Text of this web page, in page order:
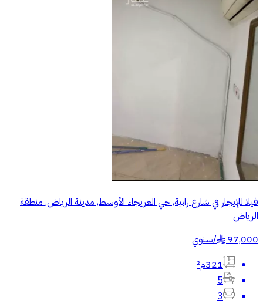
فيلا للإيجار في شارع رانية, حي العريجاء الأوسط, مدينة الرياض, منطقة
الرياض
97,000
§
/سنوي
321م²
5
3